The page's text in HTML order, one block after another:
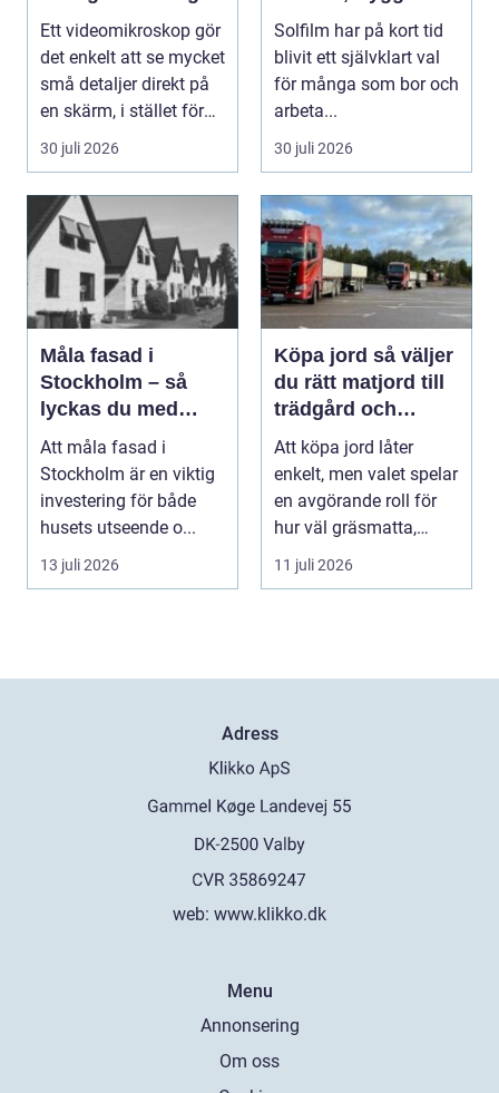
Ett videomikroskop gör
det enkelt att se mycket
små detaljer direkt på
en skärm, i stället för
genom...
30 juli 2026
och mer privat
inomhusmiljö
Solfilm har på kort tid
blivit ett självklart val
för många som bor och
arbeta...
30 juli 2026
Måla fasad i
Stockholm – så
lyckas du med
fasadmålning i
Stockholm
Att måla fasad i
Stockholm är en viktig
investering för både
husets utseende o...
13 juli 2026
Köpa jord så väljer
du rätt matjord till
trädgård och
anläggning
Att köpa jord låter
enkelt, men valet spelar
en avgörande roll för
hur väl gräsmatta,
rabatter och p...
11 juli 2026
Adress
web: www.klikko.dk
Menu
Annonsering
Om oss